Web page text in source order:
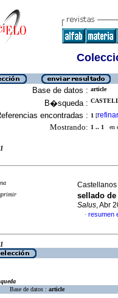
Base de datos : article
B�squeda :
encontradas : 1 [refinar
Mostrando: 1 .. 1 en
sellado
Salus, Abr
· resumen
Base de datos : article